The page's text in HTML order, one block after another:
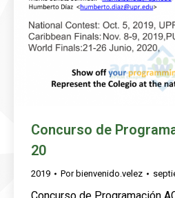
Concurso de
20
2019 Por bienvenido.velez